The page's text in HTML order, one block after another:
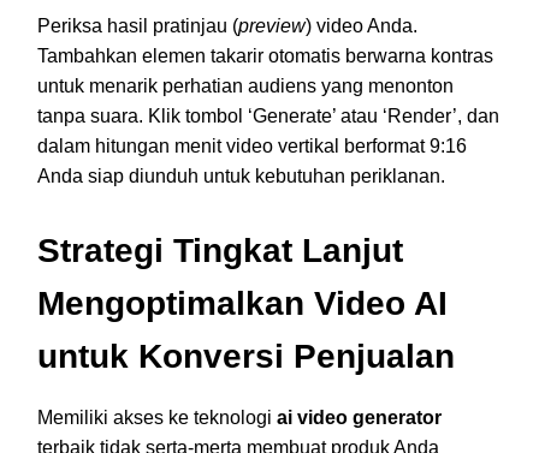
Periksa hasil pratinjau (preview) video Anda.
Tambahkan elemen takarir otomatis berwarna kontras
untuk menarik perhatian audiens yang menonton
tanpa suara. Klik tombol ‘Generate’ atau ‘Render’, dan
dalam hitungan menit video vertikal berformat 9:16
Anda siap diunduh untuk kebutuhan periklanan.
Strategi Tingkat Lanjut
Mengoptimalkan Video AI
untuk Konversi Penjualan
Memiliki akses ke teknologi ai video generator
terbaik tidak serta-merta membuat produk Anda